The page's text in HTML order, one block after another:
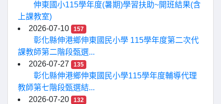
伸東國小115學年度(暑期)學習扶助~開班結果(含
上課教室)
2026-07-10
157
彰化縣伸港鄉伸東國民小學 115學年度第二次代
課教師第二階段甄選...
2026-07-27
135
彰化縣伸港鄉伸東國民小學115學年度輔導代理
教師第七階段甄選結...
2026-07-20
132